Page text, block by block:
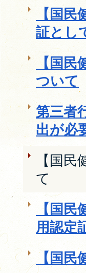
【国
証とし
【国
ついて
第三者
出が必
【国
て
【国
用認定
【国民